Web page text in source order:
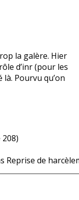
la galère. Hier
d’inr (pour les
Pourvu qu’on
Reprise de